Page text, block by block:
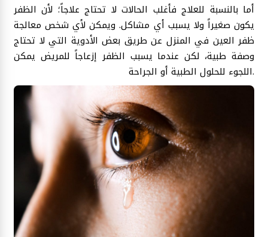
أما بالنسبة للعلاج فأغلب الحالات لا تحتاج علاجاً؛ لأن الظفر
يكون صغيراً ولا يسبب أي مشاكل. ويمكن لأي شخص معالجة
ظفر العين في المنزل عن طريق بعض الأدوية التي لا تحتاج
وصفة طبية، لكن عندما يسبب الظفر إزعاجاً للمريض يمكن
اللجوء للحلول الطبية أو الجراحة.